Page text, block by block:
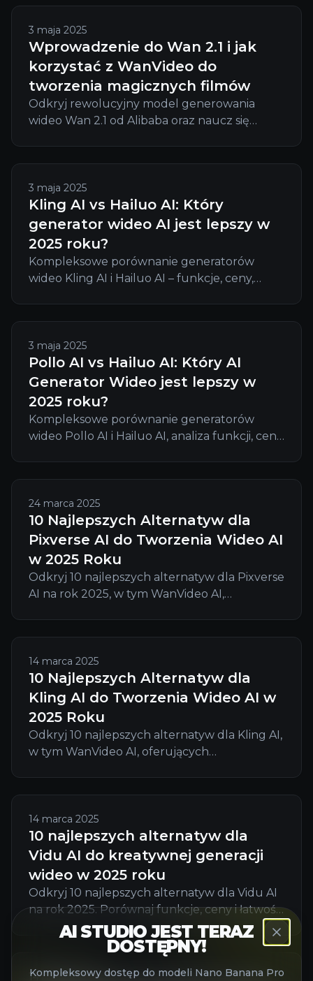
3 maja 2025
Wprowadzenie do Wan 2.1 i jak
korzystać z WanVideo do
tworzenia magicznych filmów
Odkryj rewolucyjny model generowania
wideo Wan 2.1 od Alibaba oraz naucz się
3 maja 2025
Kling AI vs Hailuo AI: Który
generator wideo AI jest lepszy w
2025 roku?
Kompleksowe porównanie generatorów
wideo Kling AI i Hailuo AI – funkcje, ceny,
3 maja 2025
Pollo AI vs Hailuo AI: Który AI
Generator Wideo jest lepszy w
2025 roku?
Kompleksowe porównanie generatorów
wideo Pollo AI i Hailuo AI, analiza funkcji, cen,
24 marca 2025
10 Najlepszych Alternatyw dla
Pixverse AI do Tworzenia Wideo AI
w 2025 Roku
Odkryj 10 najlepszych alternatyw dla Pixverse
AI na rok 2025, w tym WanVideo AI,
14 marca 2025
10 Najlepszych Alternatyw dla
Kling AI do Tworzenia Wideo AI w
2025 Roku
Odkryj 10 najlepszych alternatyw dla Kling AI,
w tym WanVideo AI, oferujących
14 marca 2025
10 najlepszych alternatyw dla
Vidu AI do kreatywnej generacji
wideo w 2025 roku
Odkryj 10 najlepszych alternatyw dla Vidu AI
na rok 2025. Porównaj funkcje, ceny i łatwość
użycia, aby znaleźć idealne narzędzie do
kreatywnej generacji wideo.
14 marca 2025
AI STUDIO JEST TERAZ
DOSTĘPNY!
Kompleksowy dostęp do modeli Nano Banana Pro